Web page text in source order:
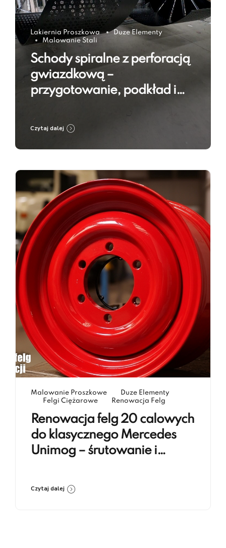
Lakiernia Proszkowa
Duze Elementy
Malowanie Stali
Schody spiralne z perforacją
gwiazdkową –
przygotowanie, podkład i
Czytaj dalej
Malowanie Proszkowe
Duze Elementy
Felgi Ciężarowe
Renowacja Felg
Renowacja felg 20 calowych
do klasycznego Mercedes
Unimog – śrutowanie i
Czytaj dalej